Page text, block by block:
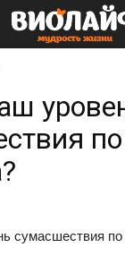
сумасшествия по